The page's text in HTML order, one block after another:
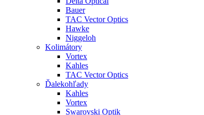
Bauer
TAC Vector Optics
Hawke
Niggeloh
Kolimátory
Vortex
Kahles
TAC Vector Optics
Ďalekohľady
Kahles
Vortex
Swarovski Optik